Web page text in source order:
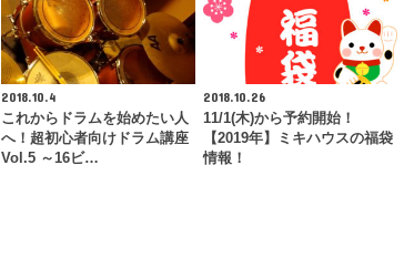
2018.10.4
これからドラムを始めたい人
へ！超初心者向けドラム講座
Vol.5 ～16ビ…
2018.10.26
11/1(木)から予約開始！
【2019年】ミキハウスの福袋
情報！